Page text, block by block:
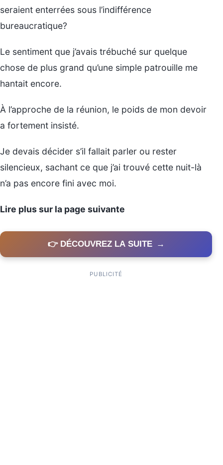
seraient enterrées sous l’indifférence
bureaucratique?
Le sentiment que j’avais trébuché sur quelque
chose de plus grand qu’une simple patrouille me
hantait encore.
À l’approche de la réunion, le poids de mon devoir
a fortement insisté.
Je devais décider s’il fallait parler ou rester
silencieux, sachant ce que j’ai trouvé cette nuit-là
n’a pas encore fini avec moi.
Lire plus sur la page suivante
👉 DÉCOUVREZ LA SUITE →
PUBLICITÉ